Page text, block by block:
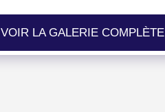
VOIR LA GALERIE COMPLÈTE